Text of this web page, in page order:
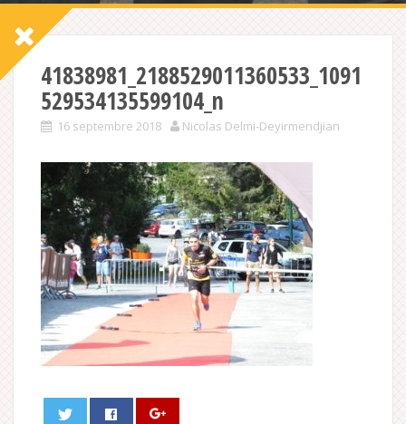
41838981_2188529011360533_1091
529534135599104_n
16 septembre 2018 Nicolas Delmi-Deyirmendjian